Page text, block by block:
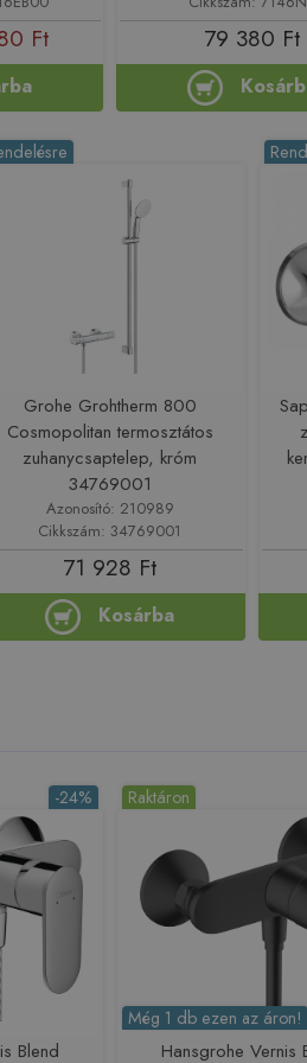
Ft 79 380 Ft
Grohe Grohtherm 800
Cosmopolitan termosztátos
zuhanycsaptelep, króm
34769001
Azonosító: 210989
Cikkszám: 34769001
71 928 Ft
Kosárba
-24%
Blend
Raktáron
Még 1 db ezen az áron!
Hansgrohe Vernis